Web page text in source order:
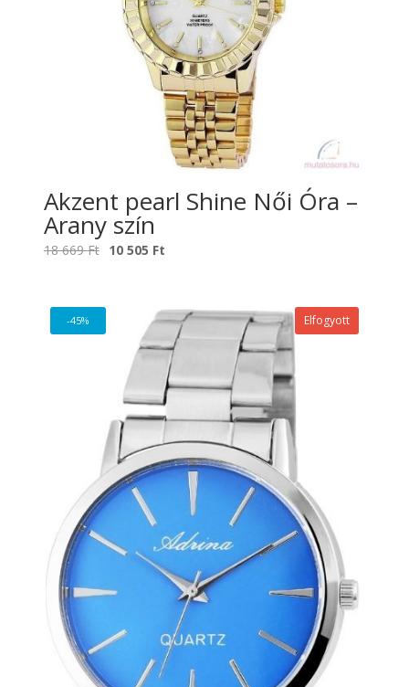
Akzent pearl Shine Női Óra –
Arany szín
18 669Ft Original
18
669 Ft.
10 505 Ft
10
505 Ft.
-45% Elfogyott